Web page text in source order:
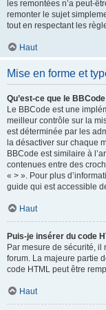
les remontées n’a peut-
remonter le sujet
tout en respectant les
Haut
Mise en forme et
Qu’est-ce que le
Le BBCode est une
meilleur contrôle sur la
est déterminée par les
la désactiver sur chaque
BBCode est similaire à
contenues entre des
« > ». Pour plus
guide qui est accessible
Haut
Puis-je insérer du code
Par mesure de sécurité, il
forum. La majeure partie
code HTML peut être
Haut